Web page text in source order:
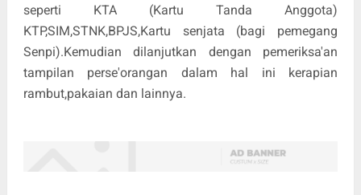
seperti KTA (Kartu Tanda Anggota)
KTP,SIM,STNK,BPJS,Kartu senjata (bagi pemegang
Senpi).Kemudian dilanjutkan dengan pemeriksa'an
tampilan perse'orangan dalam hal ini kerapian
rambut,pakaian dan lainnya.